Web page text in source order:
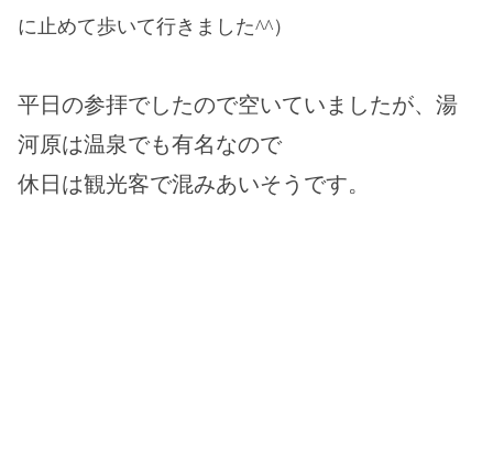
に止めて歩いて行きました^^）
平日の参拝でしたので空いていましたが、湯
河原は温泉でも有名なので
休日は観光客で混みあいそうです。